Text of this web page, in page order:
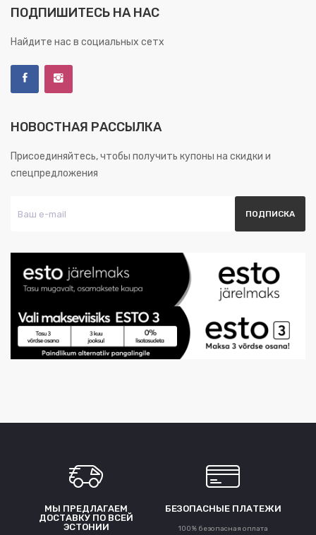
ПОДПИШИТЕСЬ НА НАС
Найдите нас в социальных сетх
НОВОСТНАЯ РАССЫЛКА
Присоединяйтесь, чтобы получить купоны на скидки и
спецпредложения
МЫ ПРЕДЛАГАЕМ
ДОСТАВКУ ПО ВСЕЙ
ЭСТОНИИ
БЕЗОПАСНЫЕ ПЛАТЕЖИ
100% безопасная оплата